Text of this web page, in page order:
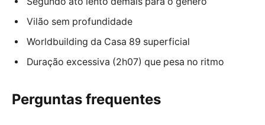
Vilão sem profundidade
Worldbuilding da Casa 89 superficial
Duração excessiva (2h07) que pesa no ritmo
Perguntas frequentes